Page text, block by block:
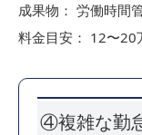
成果物： 労働時間
料金目安： 12〜20
④複雑な勤